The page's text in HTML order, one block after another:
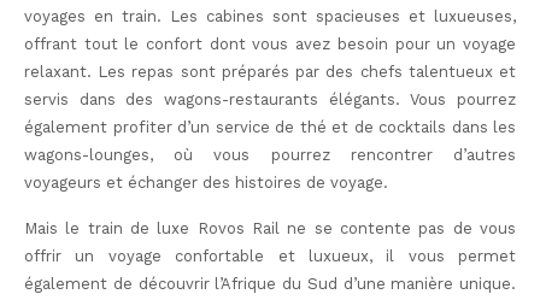
voyages en train. Les cabines sont spacieuses et luxueuses,
offrant tout le confort dont vous avez besoin pour un voyage
relaxant. Les repas sont préparés par des chefs talentueux et
servis dans des wagons-restaurants élégants. Vous pourrez
également profiter d’un service de thé et de cocktails dans les
wagons-lounges, où vous pourrez rencontrer d’autres
voyageurs et échanger des histoires de voyage.
Mais le train de luxe Rovos Rail ne se contente pas de vous
offrir un voyage confortable et luxueux, il vous permet
également de découvrir l’Afrique du Sud d’une manière unique.